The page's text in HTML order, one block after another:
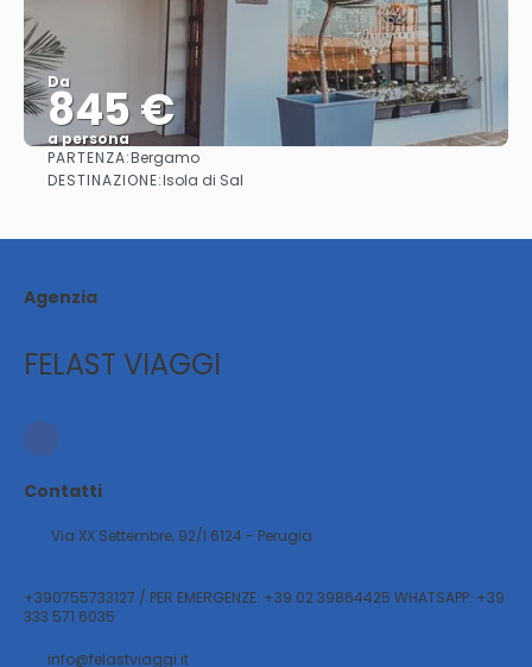
Da
845 €
a persona
Vedere
PARTENZA:Bergamo
DESTINAZIONE:Isola di Sal
Agenzia
FELAST VIAGGI
Contatti
Via XX Settembre, 92/l 6124 - Perugia
+390755733127 / PER EMERGENZE: +39 02 39864425 WHATSAPP: +39
333 571 6035
info@felastviaggi.it